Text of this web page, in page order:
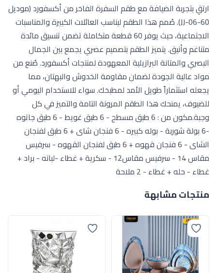
ارتقِ بتجربة الضيافة مع طقم السفرة الفاخر من أكسفورد (موديل
JJ-06-60). صُمم هذا الطقم ليناسب العائلات الكبيرة والمناسبات
الاجتماعية، حيث يوفر 60 قطعة متكاملة تضمن تنسيق مائدة
متناغم وأنيق. يتميز الطقم بتصميم عصري يجمع بين الجمال
البصري والمتانة البرازيلية المعهودة لمنتجات أكسفورد. صُنع من
مواد عالية الجودة لضمان مقاومة الخدوش والبهتان، مما
يجعله استثماراً طويل الأمد لمطبخك. سواء للاستخدام اليومي أو
للضيوف، يمنحك هذا الطقم المرونة التامة والتميز في كل
وجبة.مكون من : 6 طبق مسطح - 6 طبق غويط - 6 طبق جاتوه
-6 بولة شوربة - بوله كبيره - 6 فنجان شاى + 6 طبق لفنجان
الشاى - 6 فنجان قهوه + 6 طبق لفنجان القهوه - سرفيس
مقاس 14 - سرفيس مقاس12 - سكرية + غطاء -لبانه - براد +
غطاء - حله + غطاء - 2 ملاحة
منتجات مشابهة